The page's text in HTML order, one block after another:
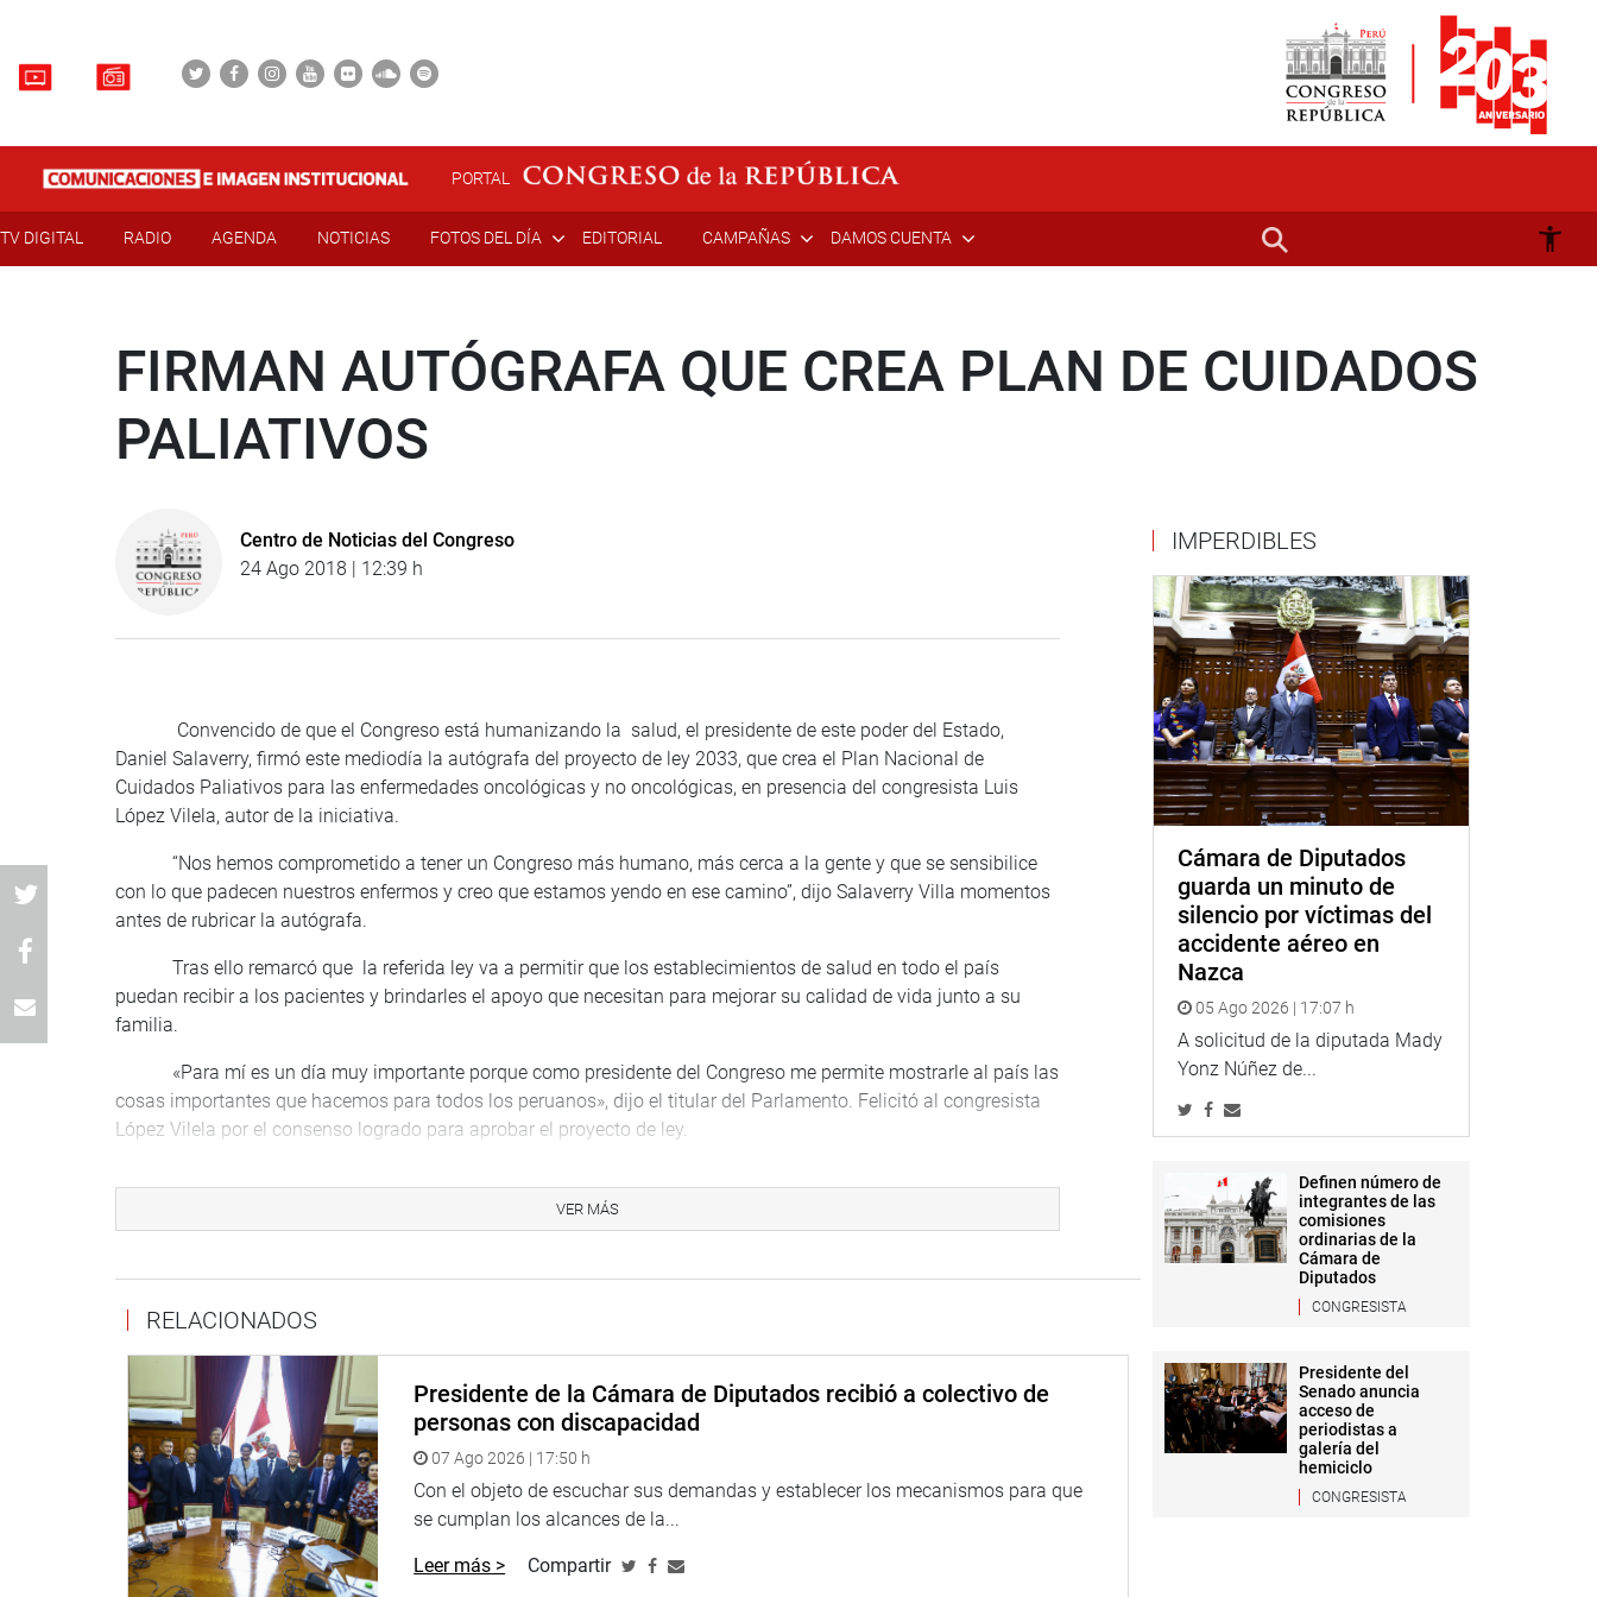
PORTAL
TV DIGITAL RADIO AGENDA NOTICIAS FOTOS DEL DÍA EDITORIAL CAMPAÑAS DAMOS CUENTA
FIRMAN AUTÓGRAFA QUE CREA PLAN DE CUIDADOS
PALIATIVOS
Centro de Noticias del Congreso
24 Ago 2018 | 12:39 h
Convencido de que el Congreso está humanizando la salud, el presidente de este poder del Estado,
Daniel Salaverry, firmó este mediodía la autógrafa del proyecto de ley 2033, que crea el Plan Nacional de
Cuidados Paliativos para las enfermedades oncológicas y no oncológicas, en presencia del congresista Luis
López Vilela, autor de la iniciativa.
“Nos hemos comprometido a tener un Congreso más humano, más cerca a la gente y que se sensibilice
con lo que padecen nuestros enfermos y creo que estamos yendo en ese camino”, dijo Salaverry Villa momentos
antes de rubricar la autógrafa.
Tras ello remarcó que la referida ley va a permitir que los establecimientos de salud en todo el país
puedan recibir a los pacientes y brindarles el apoyo que necesitan para mejorar su calidad de vida junto a su
familia.
«Para mí es un día muy importante porque como presidente del Congreso me permite mostrarle al país las
cosas importantes que hacemos para todos los peruanos», dijo el titular del Parlamento. Felicitó al congresista
López Vilela por el consenso logrado para aprobar el proyecto de ley.
preocuparse por nuestros niños y adultos mayores que sufren enfermedades terribles, oncológicas y no
oncológicas. Esta ley es producto de tu esfuerzo y dedicación y tu compromiso con la salud”, le dijo Salaverry a
Señaló ue el Parlamento otorga las herramientas al Poder Ejecutivo para las políticas públicas. “Nosotros
no podemos tener iniciativa de gasto. Cuando vamos a las regiones nos piden hacer obras, hospitales, postas de
salud y es difícil explicarles que nosotros, los congresistas, no podemos construir y que lo que sí podemos hacer
es impulsar normas que permitan al Ejecutivo tener las herramientas para ejecutar las políticas públicas, en este
caso de salud”, remarcó.
Por su parte, el congresista López Vilela, autor del proyecto, dijo que es un día muy importante – por la
firma de la autógrafa- y que el proyecto de ley nació no solo en su despacho, sino en base a la realidad que se da
en todo el país.
«Aunque no tenemos el presupuesto para hacer obras podemos hacer muchas cosas buenas para la
VER MÁS
RELACIONADOS
Presidente de la Cámara de Diputados recibió a colectivo de
personas con discapacidad
07 Ago 2026 | 17:50 h
Con el objeto de escuchar sus demandas y establecer los mecanismos para que
se cumplan los alcances de la...
Leer más > Compartir
IMPERDIBLES
Cámara de Diputados
guarda un minuto de
silencio por víctimas del
accidente aéreo en
Nazca
05 Ago 2026 | 17:07 h
A solicitud de la diputada Mady
Yonz Núñez de...
Definen número de
integrantes de las
comisiones
ordinarias de la
Cámara de
Diputados
CONGRESISTA
Presidente del
Senado anuncia
acceso de
periodistas a
galería del
hemiciclo
CONGRESISTA